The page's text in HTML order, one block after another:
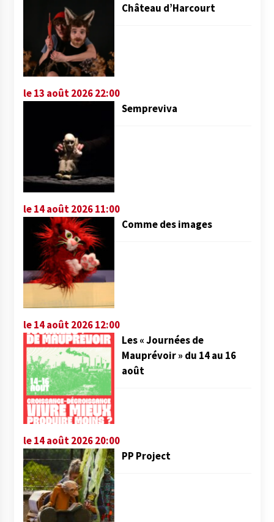
Château d’Harcourt
le 13 août 2026 22:00
Sempreviva
le 14 août 2026 11:00
Comme des images
le 14 août 2026 12:00
Les « Journées de
Mauprévoir » du 14 au 16
août
le 14 août 2026 20:00
PP Project